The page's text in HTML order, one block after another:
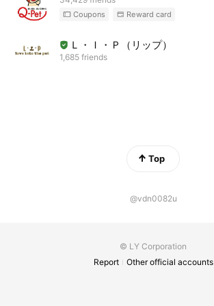
Coupons Reward card
Ｌ・Ｉ・Ｐ（リップ）
1,685 friends
Top
@vdn0082u
© LY Corporation
Report
Other official accounts